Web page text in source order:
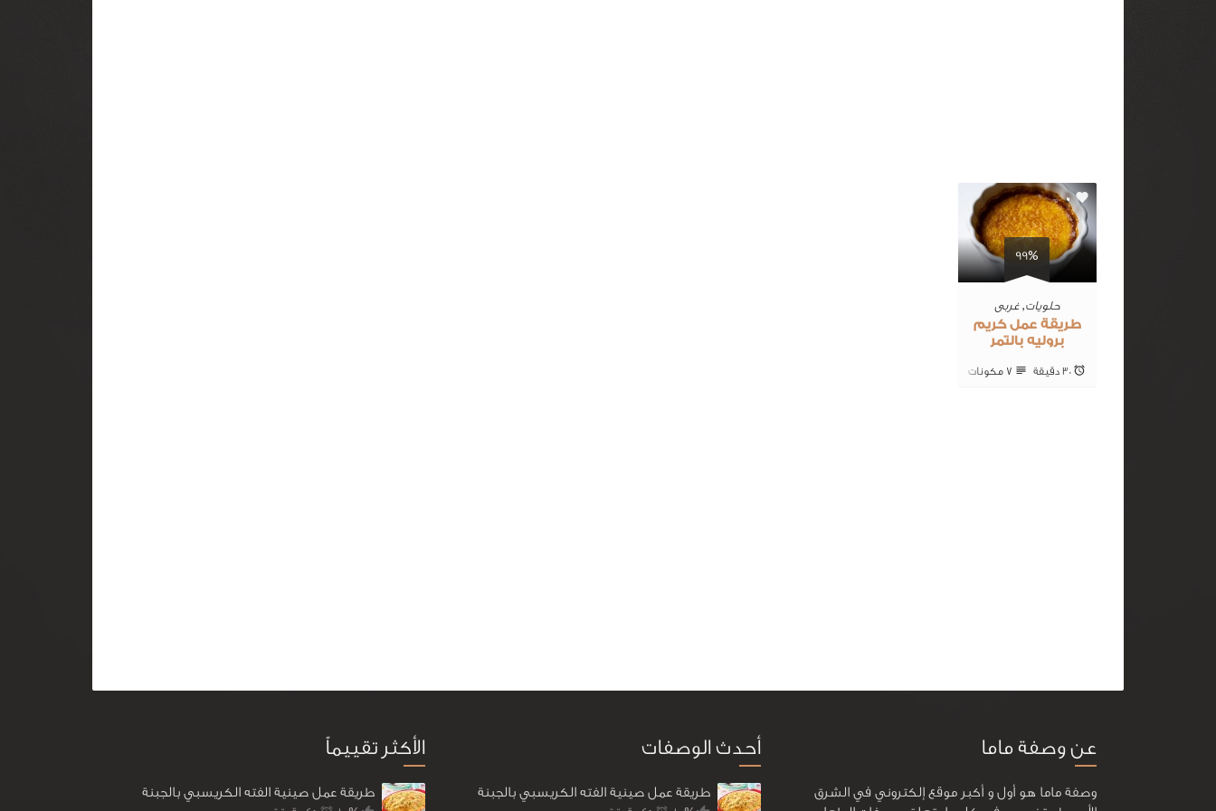
99%
0
حلويات,غربى
طريقة عمل كريم
بروليه بالتمر
30 ‎دقيقة 7 ‎مكونات
الأكثر تقييماً
طريقة عمل صينية الفته الكريسبي بالجبنة
أحدث الوصفات
طريقة عمل صينية الفته الكريسبي بالجبنة
عن وصفة ماما
وصفة ماما هو أول و أكبر موقع إلكتروني في الشرق